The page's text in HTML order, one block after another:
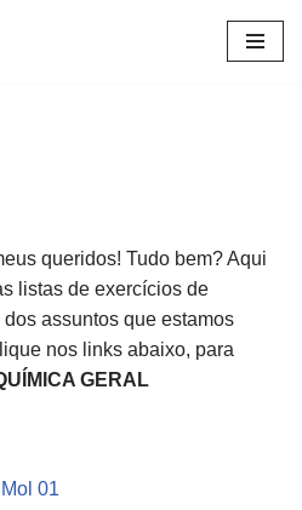
queridos! Tudo bem? Aqui
listas de exercícios de
assuntos que estamos
nos links abaixo, para
GERAL
01